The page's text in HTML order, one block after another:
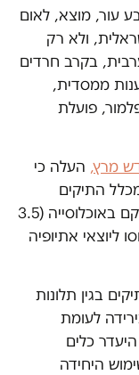
עור, מוצא, לאום
ולא רק
בקרב חרדים
ממסדית,
פועלת
מרץ, העלה כי
התיקים
במשטרה בשנים 2019-2022 כפול מחלקם באוכלוסייה (3.5
ליוצאי אתיופיה
עלה גם כי ב-2022 נפתחו 415 תיקים בגין תלונות
לעומת
כלים
היחידה